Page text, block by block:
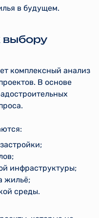
в будущем.
комплексный анализ
В основе
инфраструктуры;
жильё;
среды.